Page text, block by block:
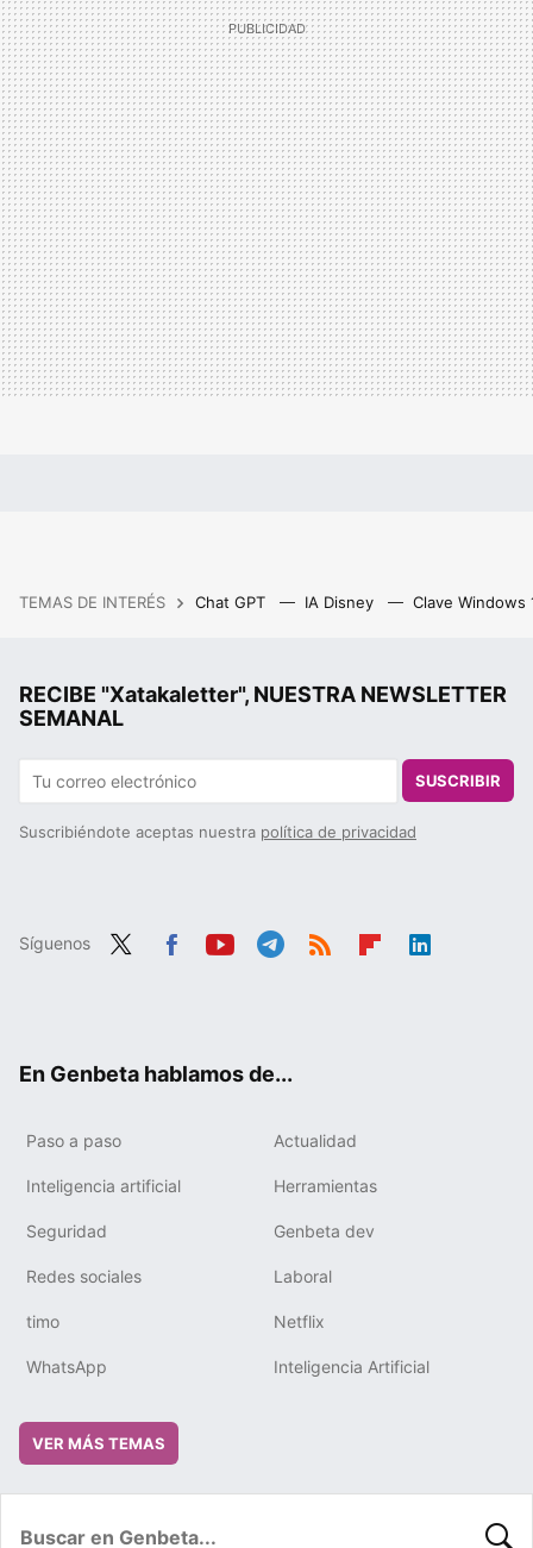
TEMAS DE INTERÉS Chat GPT IA Disney Clave Windows
RECIBE "Xatakaletter", NUESTRA NEWSLETTER
SEMANAL
SUSCRIBIR
Suscribiéndote aceptas nuestra política de privacidad
Síguenos
En Genbeta hablamos de...
Paso a paso Actualidad
Inteligencia artificial Herramientas
Seguridad Genbeta dev
Redes sociales Laboral
timo Netflix
WhatsApp Inteligencia Artificial
VER MÁS TEMAS